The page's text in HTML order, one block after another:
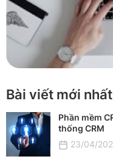
Bài viết mới nhất
Phần mềm
thống CRM
23/04/